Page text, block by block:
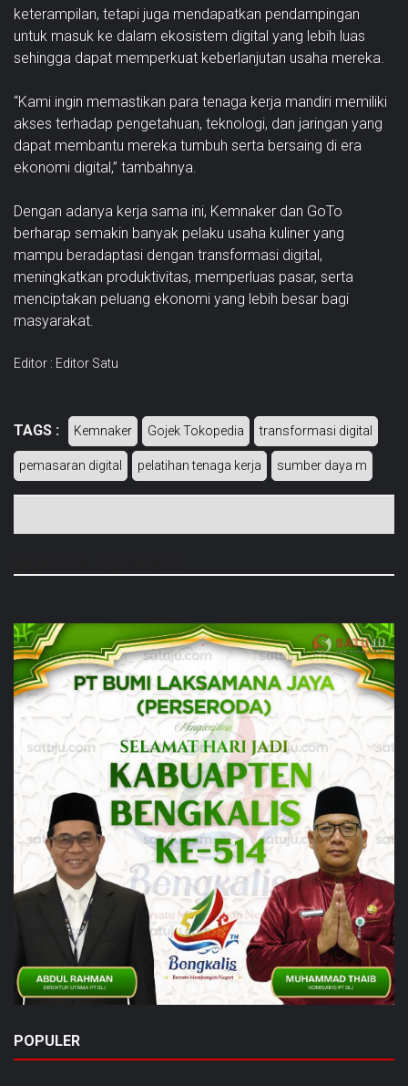
keterampilan, tetapi juga mendapatkan pendampingan
untuk masuk ke dalam ekosistem digital yang lebih luas
sehingga dapat memperkuat keberlanjutan usaha mereka.
“Kami ingin memastikan para tenaga kerja mandiri memiliki
akses terhadap pengetahuan, teknologi, dan jaringan yang
dapat membantu mereka tumbuh serta bersaing di era
ekonomi digital,” tambahnya.
Dengan adanya kerja sama ini, Kemnaker dan GoTo
berharap semakin banyak pelaku usaha kuliner yang
mampu beradaptasi dengan transformasi digital,
meningkatkan produktivitas, memperluas pasar, serta
menciptakan peluang ekonomi yang lebih besar bagi
masyarakat.
Editor : Editor Satu
TAGS : Kemnaker Gojek Tokopedia transformasi digital
pemasaran digital pelatihan tenaga kerja sumber daya m
POPULER